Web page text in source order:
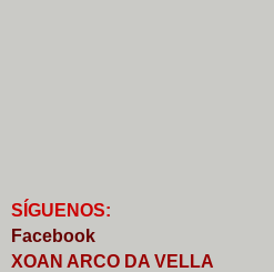
S GUENOS:
Facebook
XOAN ARCO DA VELLA